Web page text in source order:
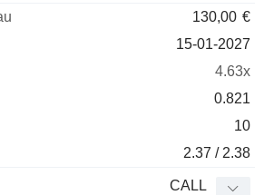
130,00 €
15-01-2027
4.63x
0.821
10
2.37 / 2.38
CALL